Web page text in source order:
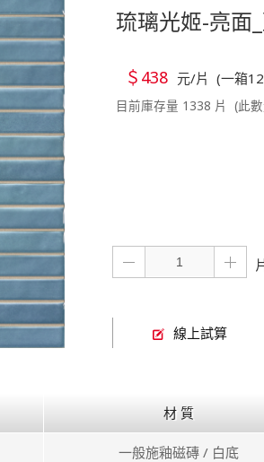
琉璃光姬-亮面
＄438 元/片 (一箱
目前庫存量 1338 片 (此
線上試算
材 質
一般施釉磁磚 / 白底